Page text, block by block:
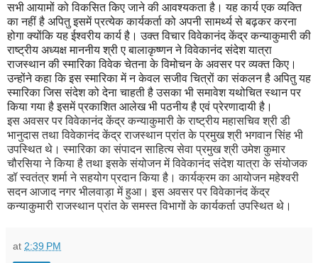
सभी आयामों को विकसित किए जाने की आवश्यकता है। यह कार्य एक व्यक्ति
का नहीं है अपितु इसमें प्रत्येक कार्यकर्ता को अपनी सामर्थ्य से बढ़कर करना
होगा क्योंकि यह ईश्वरीय कार्य है। उक्त विचार विवेकानंद केंद्र कन्याकुमारी की
राष्ट्रीय अध्यक्ष माननीय श्री ए बालाकृष्णन ने विवेकानंद संदेश यात्रा
राजस्थान की स्मारिका विवेक चेतना के विमोचन के अवसर पर व्यक्त किए।
उन्होंने कहा कि इस स्मारिका में न केवल सजीव चित्रों का संकलन है अपितु यह
स्मारिका जिस संदेश को देना चाहती है उसका भी समावेश यथोचित स्थान पर
किया गया है इसमें प्रकाशित आलेख भी पठनीय है एवं प्रेरणादायी है।
इस अवसर पर विवेकानंद केंद्र कन्याकुमारी के राष्ट्रीय महासचिव श्री डी
भानुदास तथा विवेकानंद केंद्र राजस्थान प्रांत के प्रमुख श्री भगवान सिंह भी
उपस्थित थे। स्मारिका का संपादन साहित्य सेवा प्रमुख श्री उमेश कुमार
चौरसिया ने किया है तथा इसके संयोजन में विवेकानंद संदेश यात्रा के संयोजक
डॉ स्वतंत्र शर्मा ने सहयोग प्रदान किया है। कार्यक्रम का आयोजन महेश्वरी
सदन आजाद नगर भीलवाड़ा में हुआ। इस अवसर पर विवेकानंद केंद्र
कन्याकुमारी राजस्थान प्रांत के समस्त विभागों के कार्यकर्ता उपस्थित थे।
at 2:39 PM